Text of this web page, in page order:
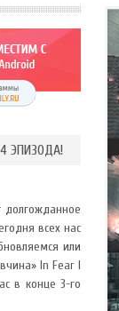
ЭПИЗОДА!
долгожданное
всех нас
или
In Fear I
в конце 3-го